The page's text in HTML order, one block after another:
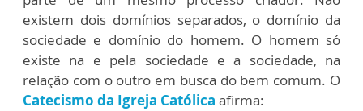
existem dois domínios separados, o domínio da
sociedade e domínio do homem. O homem só
existe na e pela sociedade e a sociedade, na
relação com o outro em busca do bem comum. O
Catecismo da Igreja Católica afirma: